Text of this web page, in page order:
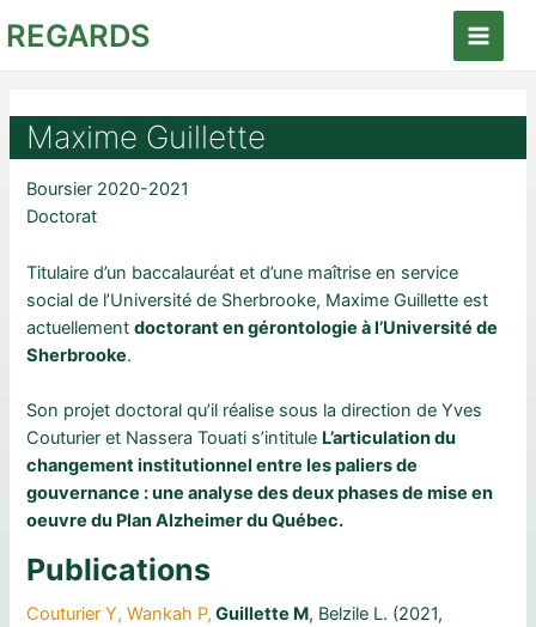
auREGARDS
Main
Maxime Guillette
Boursier 2020-2021
Doctorat
Titulaire d’un baccalauréat et d’une maîtrise en service
social de l’Université de Sherbrooke, Maxime Guillette est
actuellementdoctorant en gérontologie à l’Université de
Sherbrooke.
Son projet doctoral qu’il réalise sous la direction de Yves
Couturier et Nassera Touati s’intitule L’articulation du
changement institutionnel entre les paliers de
gouvernance : une analyse des deux phases de mise en
oeuvre du Plan Alzheimer du Québec.
Publications
Couturier Y, Wankah P, Guillette M, Belzile L. (2021,